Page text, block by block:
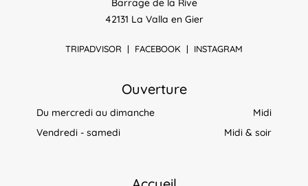
Barrage de la Rive
42131 La Valla en Gier
TRIPADVISOR | FACEBOOK | INSTAGRAM
Ouverture
Du mercredi au dimanche
Midi
Vendredi - samedi
Midi & soir